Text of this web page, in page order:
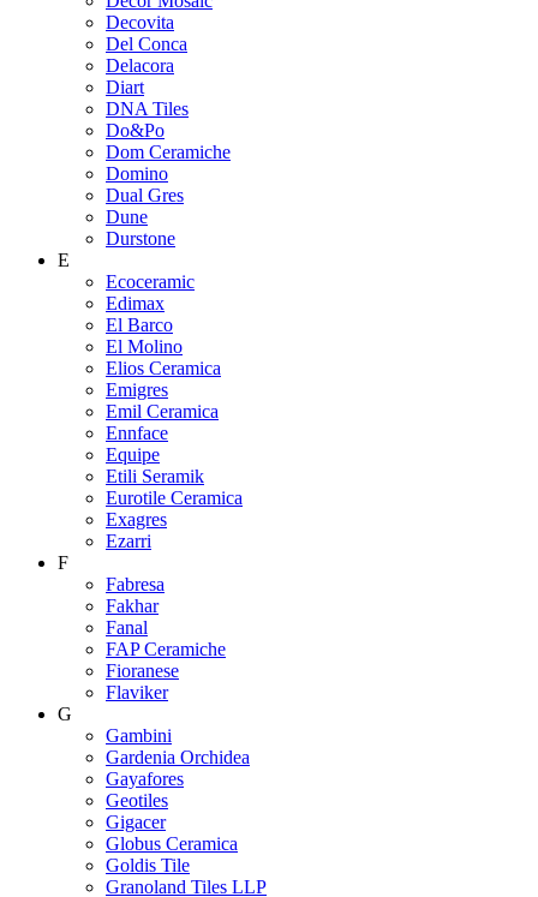
Decovita
Del Conca
Delacora
Diart
DNA Tiles
Do&Po
Dom Ceramiche
Domino
Dual Gres
Dune
Durstone
E
Ecoceramic
Edimax
El Barco
El Molino
Elios Ceramica
Emigres
Emil Ceramica
Ennface
Equipe
Etili Seramik
Eurotile Ceramica
Exagres
Ezarri
F
Fabresa
Fakhar
Fanal
FAP Ceramiche
Fioranese
Flaviker
G
Gambini
Gardenia Orchidea
Gayafores
Geotiles
Gigacer
Globus Ceramica
Goldis Tile
Granoland Tiles LLP